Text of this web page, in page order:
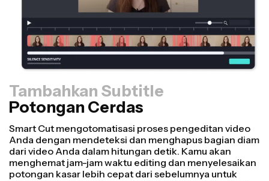
Tambahkan Subtitle
Potongan Cerdas
Pengubah Ukuran
Ubah ulang video lebih cepat dan buat tampilannya
lebih profesional dengan fitur Resize Canvas kami!
Hanya dalam beberapa klik, kamu bisa mengambil satu